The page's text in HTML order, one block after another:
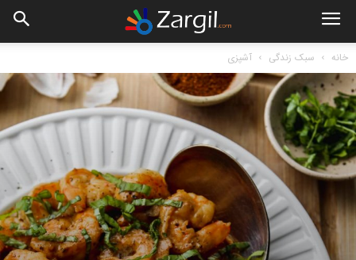
خانه سبک زندگی آشپزی